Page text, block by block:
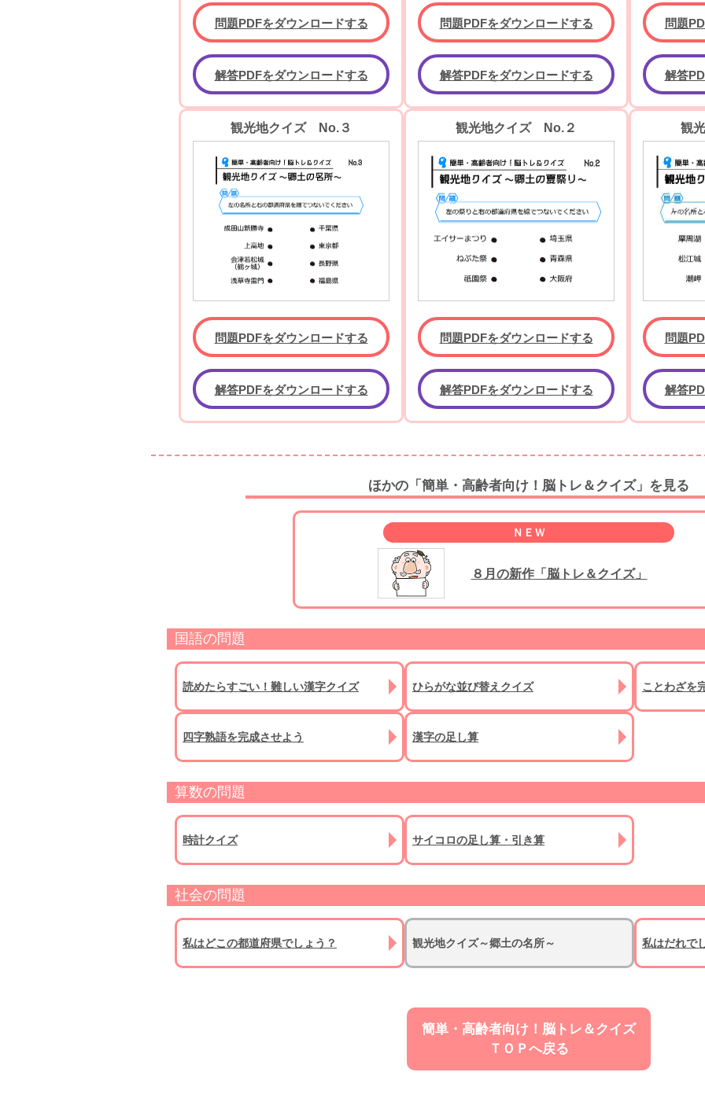
問題PDFをダウンロードする
解答PDFをダウンロードする
問題PDFをダウンロードする
解答PDFをダウンロードする
問題
解答
観光地クイズ No.３
問題PDFをダウンロードする
解答PDFをダウンロードする
観光地クイズ No.２
問題PDFをダウンロードする
解答PDFをダウンロードする
観
問題
解答
ほかの 「簡単・高齢者向け！脳トレ＆クイズ」 を見る
ＮＥＷ
８月の新作「脳トレ＆クイズ」
国語の問題
読めたらすごい！難しい漢字クイズ ひらがな並び替えクイズ ことわざを
四字熟語を完成させよう 漢字の足し算
算数の問題
時計クイズ サイコロの足し算・引き算
社会の問題
私はどこの都道府県でしょう？ 観光地クイズ～郷土の名所～ 私はだれで
簡単・高齢者向け！脳トレ＆クイズ
ＴＯＰへ戻る